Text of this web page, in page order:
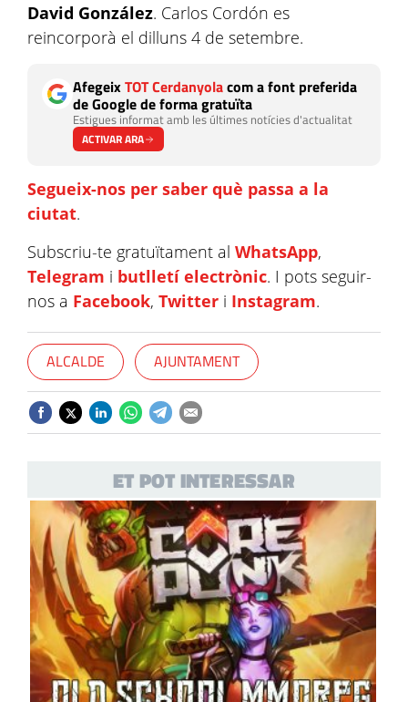
David González. Carlos Cordón es
reincorporà el dilluns 4 de setembre.
AfegeixTOT Cerdanyolacom a font preferida
de Google de forma gratuïta
Estigues informat amb les últimes notícies d'actualitat
ACTIVAR ARA
Segueix-nos per saber què passa a la
ciutat.
Subscriu-te gratuïtament al WhatsApp,
Telegram i butlletí electrònic. I pots seguir-
nos a Facebook, Twitter i Instagram.
ALCALDE AJUNTAMENT
ET POT INTERESSAR